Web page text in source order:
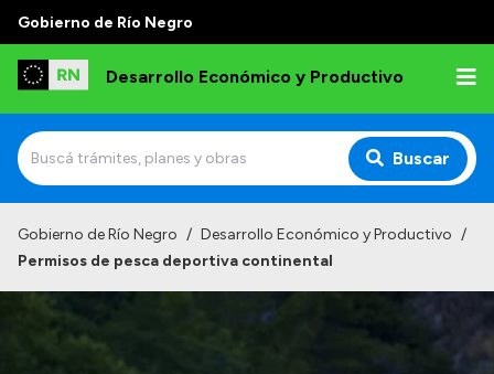
Gobierno de Río Negro
Desarrollo Económico y Productivo
Buscar
Misión
Autoridades
Gobierno de Río Negro / Desarrollo Económico y Productivo /
Permisos de pesca deportiva continental